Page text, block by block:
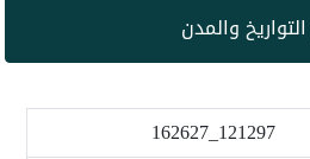
والمدن
121297_162627